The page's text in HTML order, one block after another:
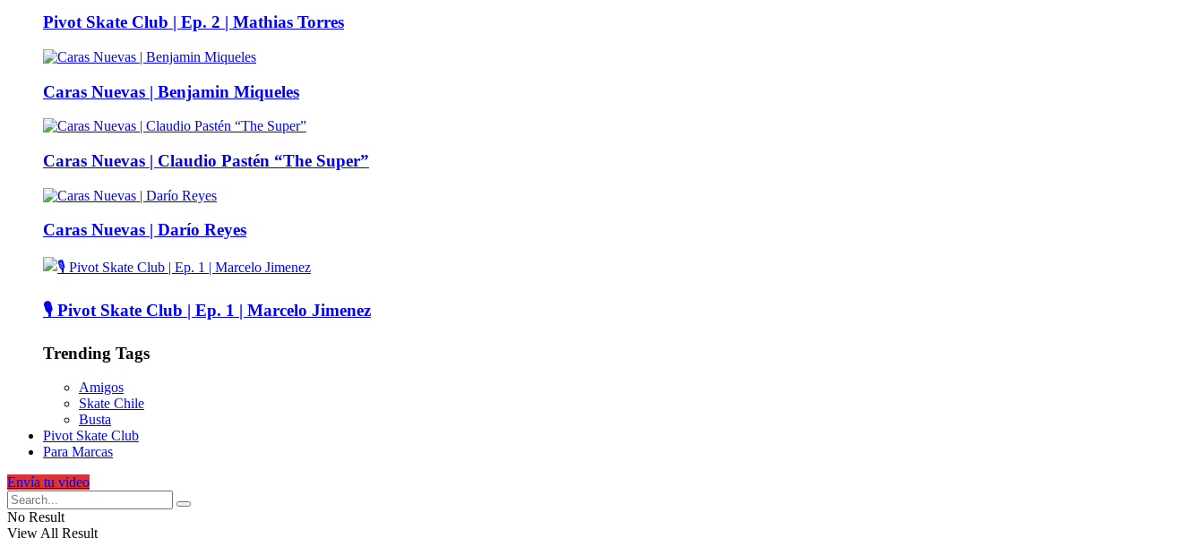
Pivot Skate Club | Ep. 2 | Mathias Torres
Caras Nuevas | Benjamin Miqueles
Caras Nuevas | Claudio Pastén “The Super”
Caras Nuevas | Darío Reyes
🎙️ Pivot Skate Club | Ep. 1 | Marcelo Jimenez
Trending Tags
Amigos
Skate Chile
Busta
Pivot Skate Club
Para Marcas
Envía tu video
No Result
View All Result